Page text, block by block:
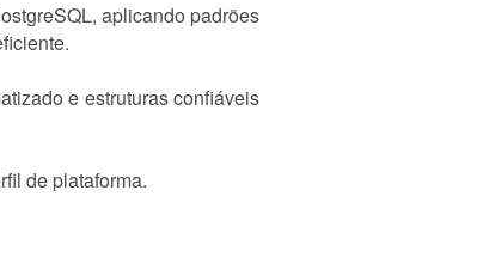
aplicando padrões
e estruturas confiáveis
de plataforma.